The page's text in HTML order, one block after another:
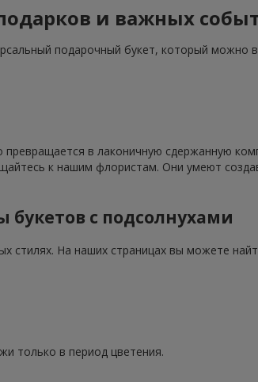
и важных
подарочный букет, который можно
в лаконичную сдержанную
к нашим флористам. Они умеют
букетов с подсолнухами
стилях. На наших страницах вы можете
только в период цветения.